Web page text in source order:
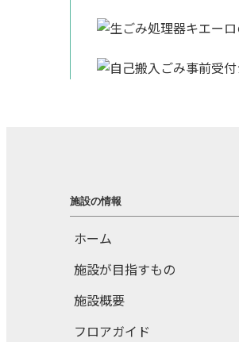
施設の情報
ホーム
施設が目指すもの
施設概要
フロアガイド